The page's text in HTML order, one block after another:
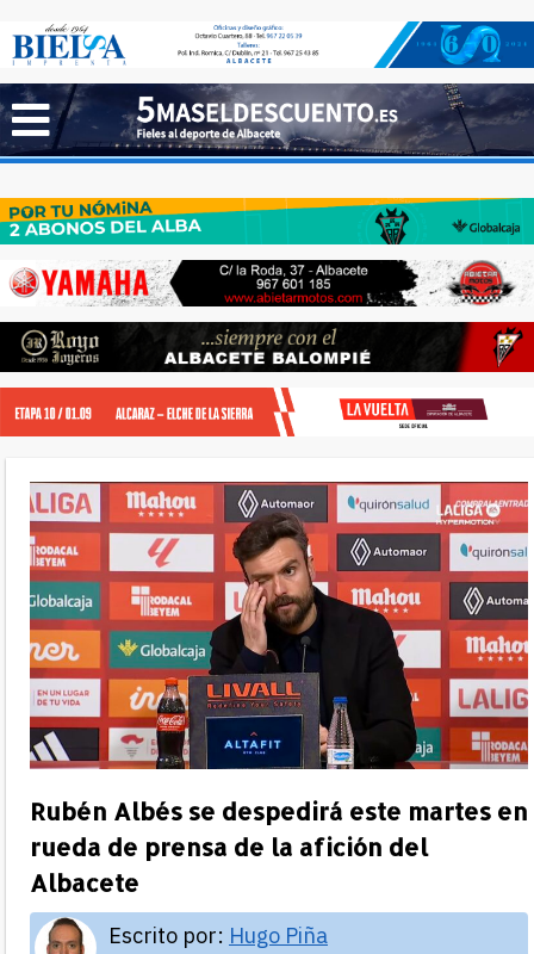
Rubén Albés se despedirá este martes en
rueda de prensa de la afición del
Albacete
Escrito por: Hugo Piña